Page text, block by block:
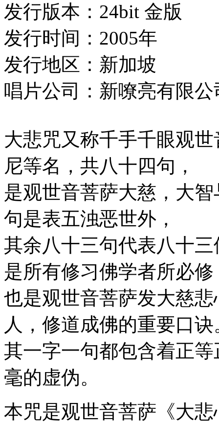
发行版本：24bit 金版
发行时间：2005年
发行地区：新加坡
唱片公司：新嘹亮有限
大悲咒又称千手千眼观
尼等名，共八十四句，
是观世音菩萨大慈，大
句是表五浊恶世外，
其余八十三句代表八十
是所有修习佛学者所必修
也是观世音菩萨发大慈
人，修道成佛的重要口诀
其一字一句都包含着正
毫的虚伪。
本咒是观世音菩萨《大